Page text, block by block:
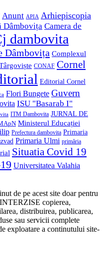
Anunt APIA Arhiepiscopia
Dâmbovița Camera de
dambovita
Dâmbovița Complexul
CONAF Cornel
Editorial Cornel
Flori Bungete Guvern
ISU "Basarab I"
ITM Dambovita JURNAL DE
Ministerul Educației
Prefectura dambovita Primaria
Primaria Ulmi primăria
Situatia Covid 19
Universitatea Valahia
de pe acest site doar pentru
copierea,
distribuirea, publicarea,
sau servicii complete
exploatare a continutului site-